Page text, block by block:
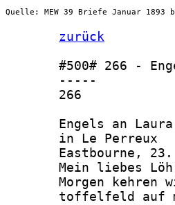
Quelle: MEW 39 Briefe Januar 1893
zurück
#500# 266 -
       -----
       266
Engels an
       in Le Perreux
Eastbourne,
Mein liebes
Morgen kehren
toffelfeld auf